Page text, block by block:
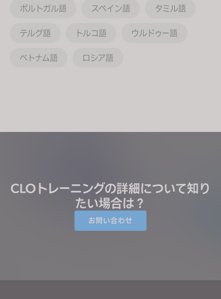
ポルトガル語 スペイン語 タミル語
テルグ語 トルコ語 ウルドゥー語
ベトナム語 ロシア語
CLOトレーニングの詳細について知り
たい場合は？
お問い合わせ